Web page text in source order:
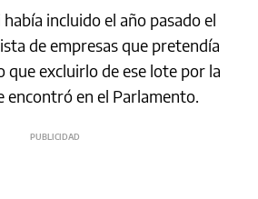
incluido el año pasado el
de empresas que pretendía
excluirlo de ese lote por la
encontró en el Parlamento.